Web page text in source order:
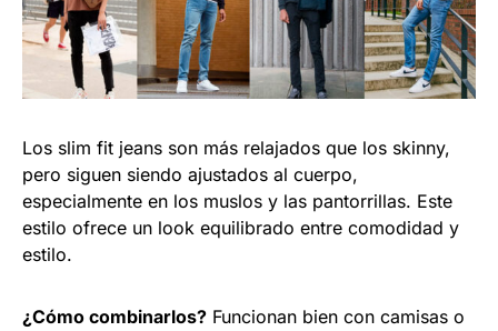
Los slim fit jeans son más relajados que los skinny,
pero siguen siendo ajustados al cuerpo,
especialmente en los muslos y las pantorrillas. Este
estilo ofrece un look equilibrado entre comodidad y
estilo.
¿Cómo combinarlos? Funcionan bien con camisas o